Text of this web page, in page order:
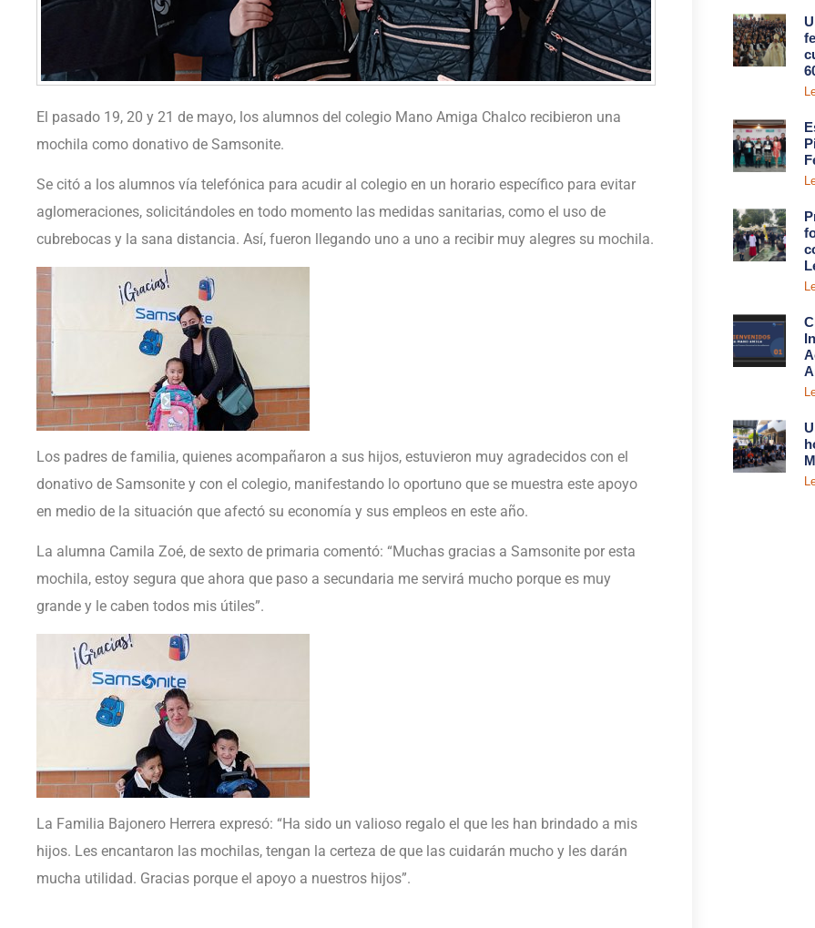
El pasado 19, 20 y 21 de mayo, los alumnos del colegio Mano Amiga Chalco recibieron una
mochila como donativo de Samsonite.
Se citó a los alumnos vía telefónica para acudir al colegio en un horario específico para evitar
aglomeraciones, solicitándoles en todo momento las medidas sanitarias, como el uso de
cubrebocas y la sana distancia. Así, fueron llegando uno a uno a recibir muy alegres su mochila.
Los padres de familia, quienes acompañaron a sus hijos, estuvieron muy agradecidos con el
donativo de Samsonite y con el colegio, manifestando lo oportuno que se muestra este apoyo
en medio de la situación que afectó su economía y sus empleos en este año.
La alumna Camila Zoé, de sexto de primaria comentó: “Muchas gracias a Samsonite por esta
mochila, estoy segura que ahora que paso a secundaria me servirá mucho porque es muy
grande y le caben todos mis útiles”.
La Familia Bajonero Herrera expresó: “Ha sido un valioso regalo el que les han brindado a mis
hijos. Les encantaron las mochilas, tengan la certeza de que las cuidarán mucho y les darán
mucha utilidad. Gracias porque el apoyo a nuestros hijos”.